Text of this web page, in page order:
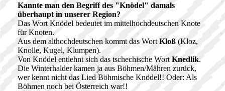
Kannte man den Begriff des "Knödel" damals
überhaupt in unserer Region?
Das Wort Knödel bedeutet im mittelhochdeutschen Knote
für Knoten.
Aus dem althochdeutschen kommt das Wort Kloß (Kloz,
Knolle, Kugel, Klumpen).
Von Knödel entlehnt sich das tschechische WortKnedlik.
Die Winterhalder kamen ja aus Böhmen/Mähren zurück,
wer kennt nicht das Lied Böhmische Knödel!! Oder: Als
Böhmen noch bei Österreich war!!